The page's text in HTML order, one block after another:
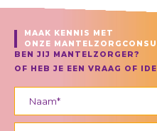
MAAK KENNIS MET
ONZE
BEN JIJ MANTELZORGER?
OF HEB JE EEN VRAAG OF